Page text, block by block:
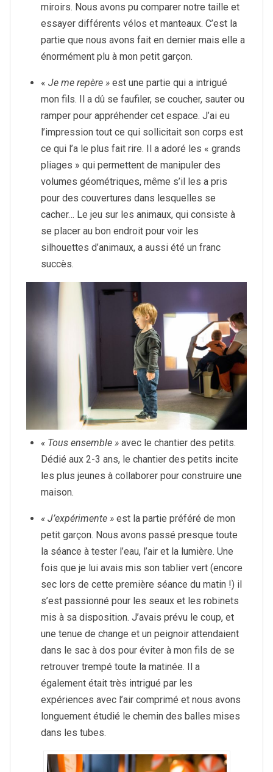
miroirs. Nous avons pu comparer notre taille et
essayer différents vélos et manteaux. C’est la
partie que nous avons fait en dernier mais elle a
énormément plu à mon petit garçon.
« Je me repère »est une partie qui a intrigué
mon fils. Il a dû se faufiler, se coucher, sauter ou
ramper pour appréhender cet espace. J’ai eu
l’impression tout ce qui sollicitait son corps est
ce qui l’a le plus fait rire. Il a adoré les « grands
pliages » qui permettent de manipuler des
volumes géométriques, même s’il les a pris
pour des couvertures dans lesquelles se
cacher… Le jeu sur les animaux, qui consiste à
se placer au bon endroit pour voir les
silhouettes d’animaux, a aussi été un franc
succès.
« Tous ensemble »avec le chantier des petits.
Dédié aux 2-3 ans, le chantier des petits incite
les plus jeunes à collaborer pour construire une
maison.
« J’expérimente » est la partie préféré de mon
petit garçon. Nous avons passé presque toute
la séance à tester l’eau, l’air et la lumière. Une
fois que je lui avais mis son tablier vert (encore
sec lors de cette première séance du matin !) il
s’est passionné pour les seaux et les robinets
mis à sa disposition. J’avais prévu le coup, et
une tenue de change et un peignoir attendaient
dans le sac à dos pour éviter à mon fils de se
retrouver trempé toute la matinée. Il a
également était très intrigué par les
expériences avec l’air comprimé et nous avons
longuement étudié le chemin des balles mises
dans les tubes.